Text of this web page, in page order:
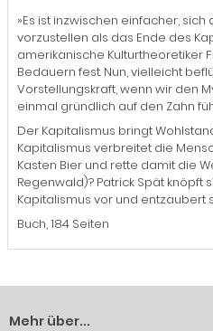
»Es ist inzwischen einfacher, sich
vorzustellen als das Ende des
amerikanische Kulturtheoretiker
Bedauern fest. Nun, vielleicht
Vorstellungskraft, wenn wir den
einmal gründlich auf den Zahn
Der Kapitalismus bringt
Kapitalismus verbreitet die
Kasten Bier und rette damit die
Regenwald)? Patrick Spät knöpft
Kapitalismus vor und entzaubert
Buch, 184 Seiten
Mehr über...